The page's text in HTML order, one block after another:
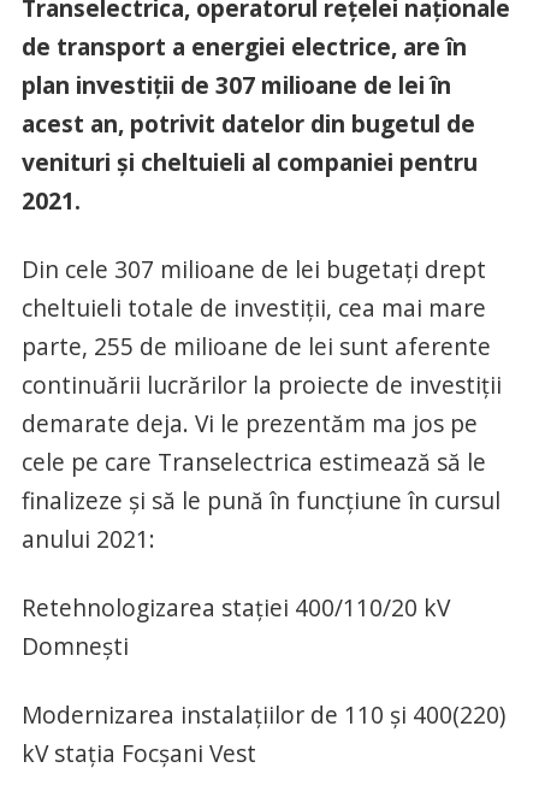
Transelectrica, operatorul rețelei naționale
de transport a energiei electrice, are în
plan investiții de 307 milioane de lei în
acest an, potrivit datelor din bugetul de
venituri și cheltuieli al companiei pentru
2021.
Din cele 307 milioane de lei bugetați drept
cheltuieli totale de investiții, cea mai mare
parte, 255 de milioane de lei sunt aferente
continuării lucrărilor la proiecte de investiții
demarate deja. Vi le prezentăm ma jos pe
cele pe care Transelectrica estimează să le
finalizeze și să le pună în funcțiune în cursul
anului 2021:
Retehnologizarea stației 400/110/20 kV
Domnești
Modernizarea instalațiilor de 110 și 400(220)
kV stația Focșani Vest